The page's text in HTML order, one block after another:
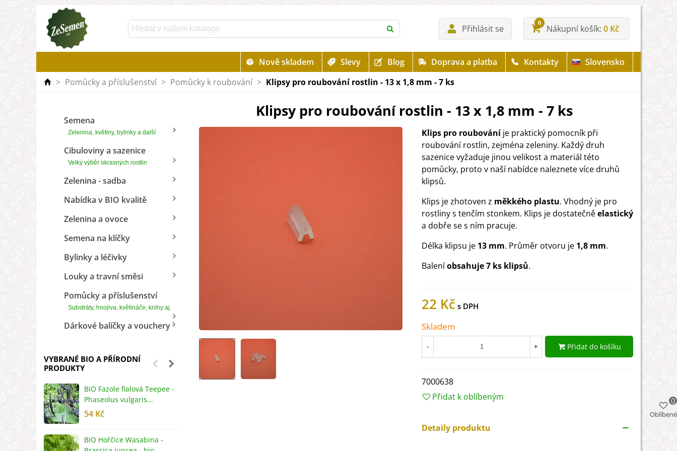
Přihlásit se
0
Nákupní košík 0 Kč
Nově skladem Slevy Blog Doprava a platba Kontakty
Slovensko
> Pomůcky a příslušenství > Pomůcky k roubování > Klipsy pro roubování rostlin - 13 x 1,8 mm - 7 ks
Semena
Zelenina, květiny, bylinky a další
Cibuloviny a sazenice
Velký výběr okrasných rostlin
Zelenina - sadba
Nabídka v BIO kvalitě
Zelenina a ovoce
Semena na klíčky
Bylinky a léčivky
Louky a travní směsi
Pomůcky a příslušenství
Substráty, hnojiva, květináče, knihy aj.
Dárkové balíčky a vouchery
VYBRANÉ BIO A PŘÍRODNÍ
PRODUKTY
BIO Fazole fialová Teepee -
Phaseolus vulgaris...
54 Kč
BIO Hořčice Wasabina -
Klipsy pro roubování rostlin - 13 x 1,8 mm - 7 ks
Klips pro roubováníje praktický pomocník při
roubování rostlin, zejména zeleniny. Každý druh
sazenice vyžaduje jinou velikost a materiál této
pomůcky, proto v naší nabídce naleznete více druhů
klipsů.
Klips je zhotoven z měkkého plastu. Vhodný je pro
rostliny s tenčím stonkem. Klips je dostatečněelastický
a dobře se s ním pracuje.
Délka klipsu je 13 mm. Průměr otvoru je 1,8 mm.
Baleníobsahuje 7 ks klipsů.
22 Kč
Skladem
- + Přidat do košíku
7000638
Přidat k oblíbeným
Detaily produktu
Oblíbené
0